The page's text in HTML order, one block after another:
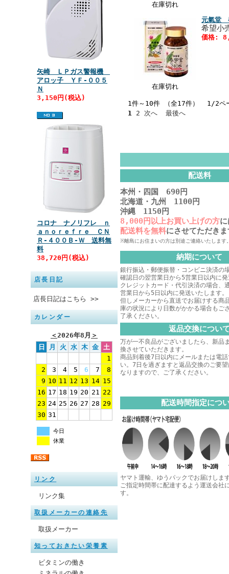
矢崎 ＬＰガス警報機
アロッ子 ＹＦ‐００５
Ｎ
3,150円(税込)
コロナ ナノリフレ ｎ
ａｎｏｒｅｆｒｅ ＣＮ
Ｒ‐４００Ｂ‐Ｗ 送料無
料
38,720円(税込)
店長日記
店長日記はこちら >>
カレンダー
＜2026年8月 ＞
日
月 火 水 木 金 土
1
2
3 4 5 6 7
8
9 10 11 12 13 14 15
16 17 18 19 20 21 22
23 24 25 26 27 28 29
30 31
今日
休業
リンク
リンク集
取扱メーカーの連絡先
取扱メーカー
知っておきたい栄養素
ビタミンの働き
在庫切れ
在庫切れ
元氣堂
希望
価格:
1件～10件 （全17件） 1/2ペ
1 2 次へ 最後へ
配送料
本州・四国 690円
北海道・九州 1100円
沖縄 1150円
8,000円以上お買い上げの方
配送料を無料にさせてただき
※離島にお住まいの方は別途ご連絡いたします
納期について
銀行振込・郵便振替・コンビニ決済の
確認日の翌営業日から5営業日以内に
クレジットカード・代引決済の場合、
営業日から5日以内に発送いたします。
但しメーカーから直送でお届けする商
庫の状況により日数がかかる場合もご
了承ください。
返品交換につい
万が一不良品がございましたら、新品
換させていただきます。
商品到着後7日以内にメールまたは電
い。7日を過ぎますと返品交換のご要
なりますので、ご了承ください。
配送時間指定につ
ヤマト運輸、ゆうパックでお届けしま
ご指定時間帯に配達するよう運送会社
す。